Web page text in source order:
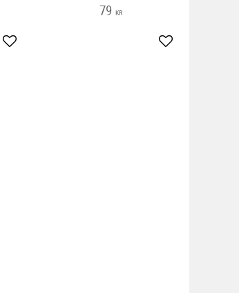
Lägg till i favoriter
79 KR
Lägg till i